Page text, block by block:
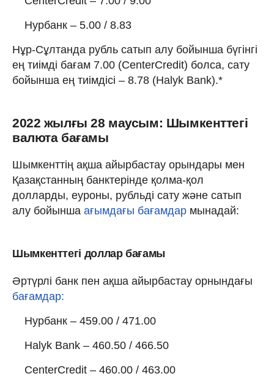
Нурбанк – 5.00 / 8.83
Нұр-Сұлтанда рубль сатып алу бойынша бүгінгі
ең тиімді бағам 7.00 (CenterCredit) болса, сату
бойынша ең тиімдісі – 8.78 (Halyk Bank).*
2022 жылғы 28 маусым: Шымкенттегі
валюта бағамы
Шымкенттің ақша айырбастау орындары мен
Қазақстанның банктерінде қолма-қол
долларды, еуроны, рубльді сату және сатып
алу бойынша ағымдағы бағамдар мынадай:
Шымкенттегі доллар бағамы
Әртүрлі банк пен ақша айырбастау орнындағы
бағамдар:
Нурбанк – 459.00 / 471.00
Halyk Bank – 460.50 / 466.50
CenterCredit – 460.00 / 463.00